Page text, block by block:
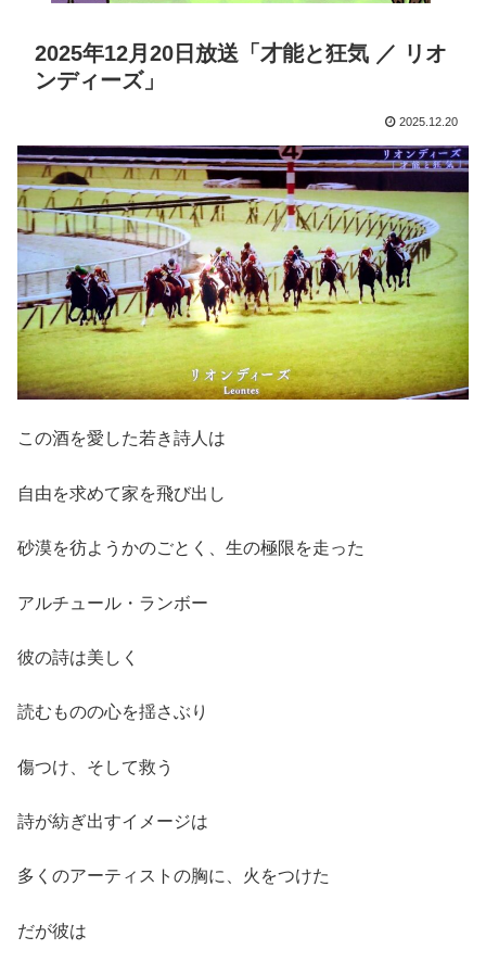
2025年12月20日放送「才能と狂気 ／ リオ
ンディーズ」
2025.12.20
この酒を愛した若き詩人は
自由を求めて家を飛び出し
砂漠を彷ようかのごとく、生の極限を走った
アルチュール・ランボー
彼の詩は美しく
読むものの心を揺さぶり
傷つけ、そして救う
詩が紡ぎ出すイメージは
多くのアーティストの胸に、火をつけた
だが彼は